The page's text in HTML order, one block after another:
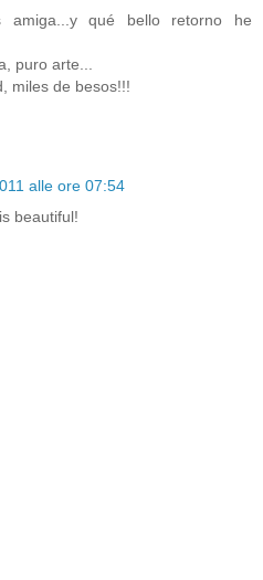
amiga...y qué bello retorno he
puro arte...
miles de besos!!!
alle ore 07:54
beautiful!